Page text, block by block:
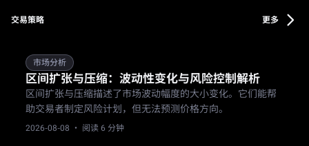
交易策略 更多
市场分析
区间扩张与压缩：波动性变化与风险控制解析
区间扩张与压缩描述了市场波动幅度的大小变化。它们能帮
助交易者制定风险计划，但无法预测价格方向。
2026-08-08 · 阅读 6 分钟